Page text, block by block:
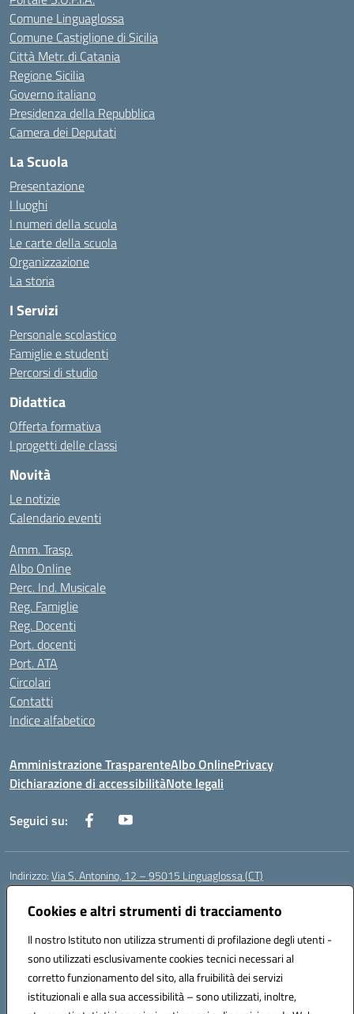
Cookies e altri strumenti di tracciamento
Il nostro Istituto non utilizza strumenti di profilazione degli utenti -
sono utilizzati esclusivamente cookies tecnici necessari al
corretto funzionamento del sito, alla fruibilità dei servizi
istituzionali e alla sua accessibilità – sono utilizzati, inoltre,
Comune Linguaglossa
Comune Castiglione di Sicilia
Città Metr. di Catania
Regione Sicilia
Governo italiano
Presidenza della Repubblica
Camera dei Deputati
La Scuola
Presentazione
I luoghi
I numeri della scuola
Le carte della scuola
Organizzazione
La storia
I Servizi
Personale scolastico
Famiglie e studenti
Percorsi di studio
Didattica
Offerta formativa
I progetti delle classi
Novità
Le notizie
Calendario eventi
Amm. Trasp.
Albo Online
Perc. Ind. Musicale
Reg. Famiglie
Reg. Docenti
Port. docenti
Port. ATA
Circolari
Contatti
Indice alfabetico
Amministrazione TrasparenteAlbo OnlinePrivacy
Dichiarazione di accessibilitàNote legali
Seguici su:
Indirizzo:Via S. Antonino, 12 – 95015 Linguaglossa (CT)
Centralino:
Posta elettronica certificata (PEC):ctic83200r@pec.istruzione.it
Codice fiscale: 83002470876
Codice meccanografico:CTIC83200R
Codice Indice delle Pubbliche Amministrazioni (IPA): istsc_CTIC83200R
Codice unico di fatturazione (CUF): UF7TEB